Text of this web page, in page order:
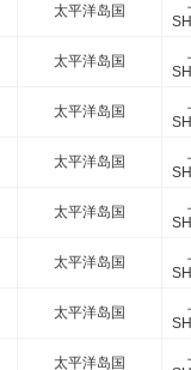
太平洋岛国
太平洋岛国
太平洋岛国
太平洋岛国
太平洋岛国
太平洋岛国
太平洋岛国
太平洋岛国